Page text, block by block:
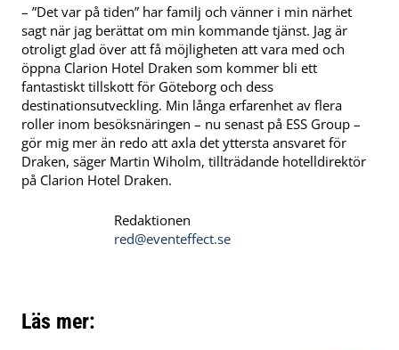
– ”Det var på tiden” har familj och vänner i min närhet
sagt när jag berättat om min kommande tjänst. Jag är
otroligt glad över att få möjligheten att vara med och
öppna Clarion Hotel Draken som kommer bli ett
fantastiskt tillskott för Göteborg och dess
destinationsutveckling. Min långa erfarenhet av flera
roller inom besöksnäringen – nu senast på ESS Group –
gör mig mer än redo att axla det yttersta ansvaret för
Draken, säger Martin Wiholm, tillträdande hotelldirektör
på Clarion Hotel Draken.
Redaktionen
red@eventeffect.se
Läs mer: